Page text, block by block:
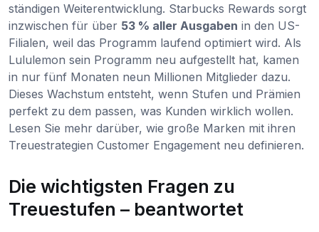
ständigen Weiterentwicklung. Starbucks Rewards sorgt
inzwischen für über 53 % aller Ausgaben in den US-
Filialen, weil das Programm laufend optimiert wird. Als
Lululemon sein Programm neu aufgestellt hat, kamen
in nur fünf Monaten neun Millionen Mitglieder dazu.
Dieses Wachstum entsteht, wenn Stufen und Prämien
perfekt zu dem passen, was Kunden wirklich wollen.
Lesen Sie mehr darüber, wie große Marken mit ihren
Treuestrategien Customer Engagement neu definieren.
Die wichtigsten Fragen zu
Treuestufen – beantwortet